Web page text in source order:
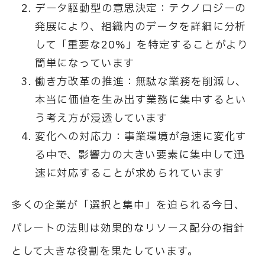
データ駆動型の意思決定：テクノロジーの
発展により、組織内のデータを詳細に分析
して「重要な20%」を特定することがより
簡単になっています
働き方改革の推進：無駄な業務を削減し、
本当に価値を生み出す業務に集中するとい
う考え方が浸透しています
変化への対応力：事業環境が急速に変化す
る中で、影響力の大きい要素に集中して迅
速に対応することが求められています
多くの企業が「選択と集中」を迫られる今日、
パレートの法則は効果的なリソース配分の指針
として大きな役割を果たしています。